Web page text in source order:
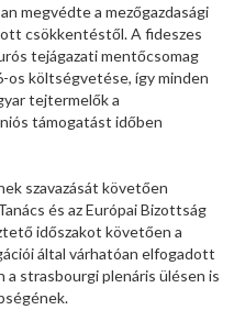
megvédte a mezőgazdasági
csökkentéstől. A fideszes
tejágazati mentőcsomag
os költségvetése, így minden
tejtermelők a
támogatást időben
szavazását követően
és az Európai Bizottság
időszakot követően a
által várhatóan elfogadott
strasbourgi plenáris ülésen is